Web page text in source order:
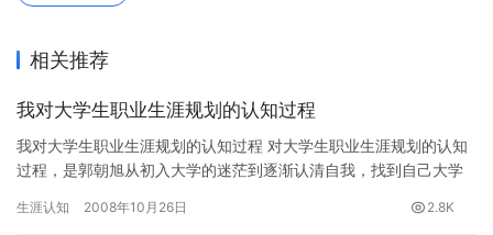
相关推荐
我对大学生职业生涯规划的认知过程
我对大学生职业生涯规划的认知过程 对大学生职业生涯规划的认知
过程，是郭朝旭从初入大学的迷茫到逐渐认清自我，找到自己大学
程。很…
生涯认知 2008年10月26日 2.8K